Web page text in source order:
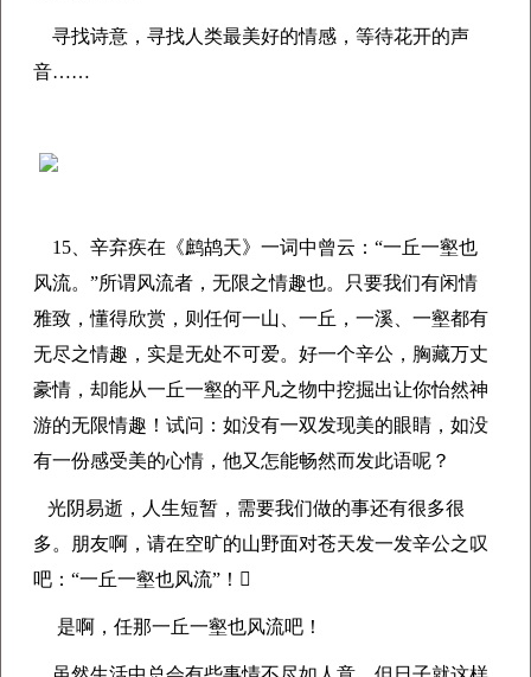
寻找诗意，寻找人类最美好的情感，等待花开的声
音……
15、 辛弃疾在《鹧鸪天》一词中曾云：“一丘一壑也
风流。”所谓风流者，无限之情趣也。
只要我们有闲情
雅致，懂得欣赏，则任何一山、一丘，一溪、一壑都有
无尽之情趣，实是无处不可爱。好一个辛公，胸藏万丈
豪情，却能从一丘一壑的平凡之物中挖掘出让你怡然神
游的无限情趣！ 试问： 如没有一双发现美的眼睛， 如没
有一份感受美的心情，他又 怎能畅然而发此语呢？
光阴易逝，人生短暂，需要我们做的事还有很多很
多。朋友啊，请在空旷的山野面对苍天发一发辛公之叹
吧：“一丘一壑也风流”！ 
是啊， 任那一丘一壑也风流吧！